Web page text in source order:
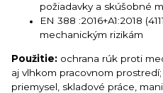
požiadavky a skúšobné
EN 388 :2016+A1:2018
mechanickým rizikám
Použitie: ochrana rúk proti
aj vlhkom pracovnom
priemysel, skladové práce,